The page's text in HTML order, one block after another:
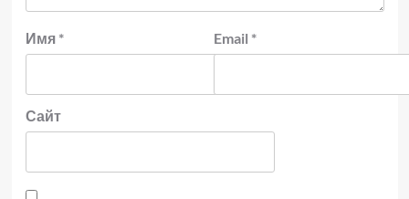
Имя * Email *
Сайт